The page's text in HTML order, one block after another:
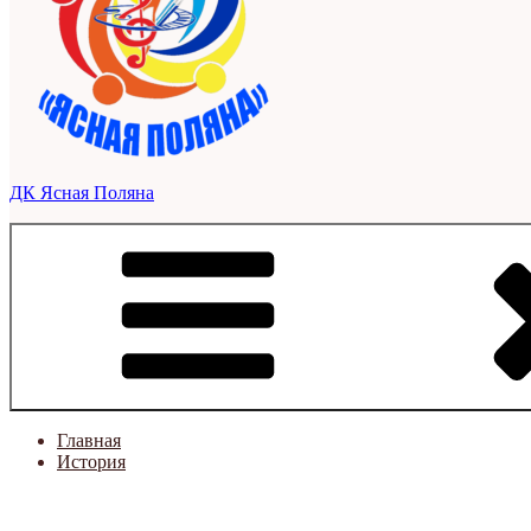
ДК Ясная Поляна
Главная
История